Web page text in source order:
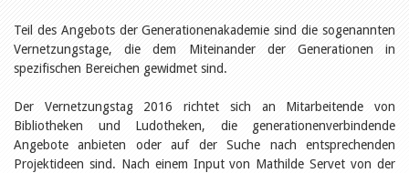
Aus aller Welt
Verschiedenes
Lesetipps
Aus- und Weiterbildung
Veranstaltungen
Kinder- und Jugendmedien
Bibliothek und Schule
Teil des Angebots der Generationenakademie sind die sogenannten
Vernetzungstage, die dem Miteinander der Generationen in
spezifischen Bereichen gewidmet sind.
Der Vernetzungstag 2016 richtet sich an Mitarbeitende von
Bibliotheken und Ludotheken, die generationenverbindende
Angebote anbieten oder auf der Suche nach entsprechenden
Projektideen sind. Nach einem Input von Mathilde Servet von der